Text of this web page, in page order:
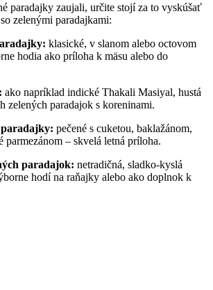
paradajky zaujali, určite stojí za to vyskúšať
zelenými paradajkami:
klasické, v slanom alebo octovom
hodia ako príloha k mäsu alebo do
ako napríklad indické Thakali Masiyal, hustá
zelených paradajok s koreninami.
paradajky: pečené s cuketou, baklažánom,
parmezánom – skvelá letná príloha.
paradajok: netradičná, sladko-kyslá
hodí na raňajky alebo ako doplnok k